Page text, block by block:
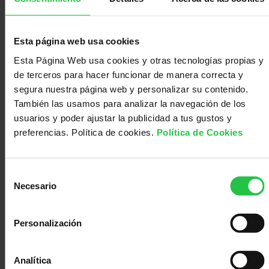
Esta página web usa cookies
Esta Página Web usa cookies y otras tecnologías propias y
de terceros para hacer funcionar de manera correcta y
segura nuestra página web y personalizar su contenido.
También las usamos para analizar la navegación de los
usuarios y poder ajustar la publicidad a tus gustos y
preferencias. Política de cookies. Política de Cookies
Necesario
Personalización
Analítica
ayudan a su identificación: laregla del ABCDE.
Ante cualquier alteración es necesaria
profesional y biopsia, pautará las pruebas necesarias
para identificar el tipo de tumor, y así confirmar el
diagnóstico y estadio tumoral. Es muy importante la
identificación precisa del tipo celular, así como valorar la
extensión y profundidad de afectación de la piel, y su
condiciona de forma importante las opciones de terapia.
Los
tratamientos
pueden ser diferentes según el tipo
de tumor, siendo quirúrgico con frecuencia en las fases
más precoces, aunque también se pueden utilizar otras
terapias como: radioterapia, quimioterapia, tratamientos
tumorales y fase de la enfermedad en que se encuentre.